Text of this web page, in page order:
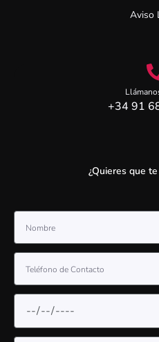
Aviso
+34 91
¿Quieres que